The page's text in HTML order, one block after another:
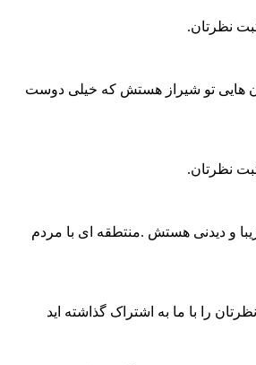
نظرتان.
هایی تو شیراز هستش که خیلی دوست
نظرتان.
و دیدنی هستش .منتطقه ای با مردم
را با ما به اشتراک گذاشته اید